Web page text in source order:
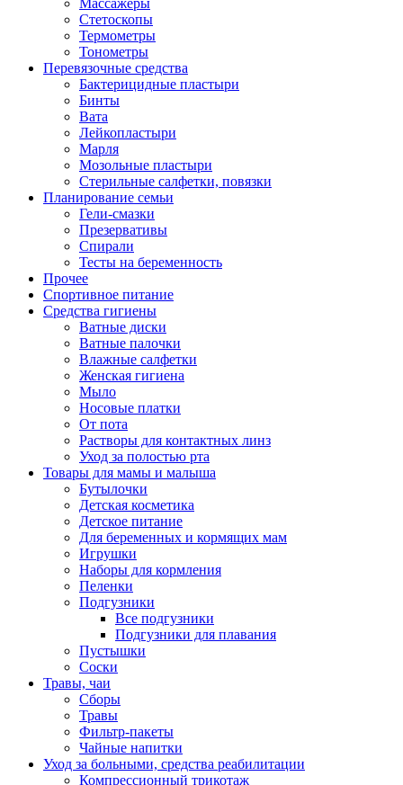
Массажеры
Стетоскопы
Термометры
Тонометры
Перевязочные средства
Бактерицидные пластыри
Бинты
Вата
Лейкопластыри
Марля
Мозольные пластыри
Стерильные салфетки, повязки
Планирование семьи
Гели-смазки
Презервативы
Спирали
Тесты на беременность
Прочее
Спортивное питание
Средства гигиены
Ватные диски
Ватные палочки
Влажные салфетки
Женская гигиена
Мыло
Носовые платки
От пота
Растворы для контактных линз
Уход за полостью рта
Товары для мамы и малыша
Бутылочки
Детская косметика
Детское питание
Для беременных и кормящих мам
Игрушки
Наборы для кормления
Пеленки
Подгузники
Все подгузники
Подгузники для плавания
Пустышки
Соски
Травы, чаи
Сборы
Травы
Фильтр-пакеты
Чайные напитки
Уход за больными, средства реабилитации
Компрессионный трикотаж